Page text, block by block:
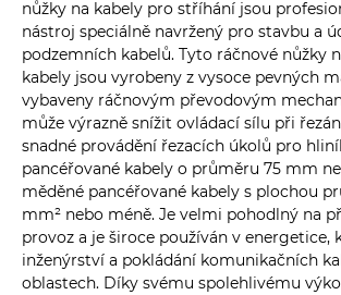
nůžky na kabely pro stříhání jsou
nástroj speciálně navržený pro stavbu a
podzemních kabelů. Tyto ráčnové nůžky
kabely jsou vyrobeny z vysoce pevných
vybaveny ráčnovým převodovým
může výrazně snížit ovládací sílu při
snadné provádění řezacích úkolů pro
pancéřované kabely o průměru 75 mm
měděné pancéřované kabely s plochou
mm² nebo méně. Je velmi pohodlný na
provoz a je široce používán v energetice,
inženýrství a pokládání komunikačních
oblastech. Díky svému spolehlivému